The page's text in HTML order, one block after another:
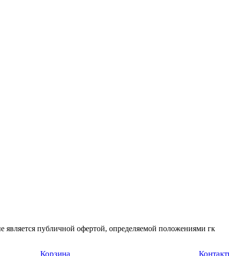
Корзина
публичной офертой, определяемой положениями гк